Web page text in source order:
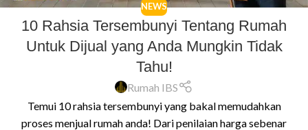
NEWS
10 Rahsia Tersembunyi Tentang Rumah
Untuk Dijual yang Anda Mungkin Tidak
Tahu!
Rumah IBS
Temui 10 rahsia tersembunyi yang bakal memudahkan
proses menjual rumah anda! Dari penilaian harga sebenar